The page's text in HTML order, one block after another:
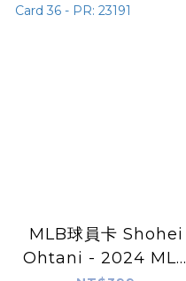
MLB球員卡 Shohei
Ohtani - 2024 MLB